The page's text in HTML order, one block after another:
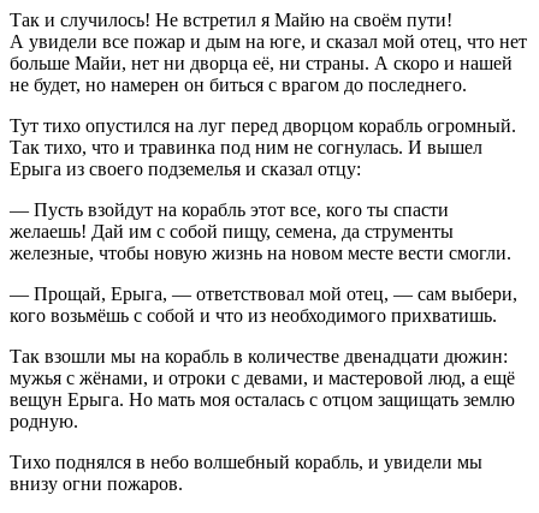
Так и случилось! Не встретил я Майю на своём пути!
А увидели все пожар и дым на юге, и сказал мой отец, что нет
больше Майи, нет ни дворца её, ни страны. А скоро и нашей
не будет, но намерен он биться с врагом до последнего.
Тут тихо опустился на луг перед дворцом корабль огромный.
Так тихо, что и травинка под ним не согнулась. И вышел
Ерыга из своего подземелья и сказал отцу:
— Пусть взойдут на корабль этот все, кого ты спасти
желаешь! Дай им с собой пищу, семена, да струменты
железные, чтобы новую жизнь на новом месте вести смогли.
— Прощай, Ерыга, — ответствовал мой отец, — сам выбери,
кого возьмёшь с собой и что из необходимого прихватишь.
Так взошли мы на корабль в количестве двенадцати дюжин:
мужья с жёнами, и отроки с девами, и мастеровой люд, а ещё
вещун Ерыга. Но мать моя осталась с отцом защищать землю
родную.
Тихо поднялся в небо волшебный корабль, и увидели мы
внизу огни пожаров.